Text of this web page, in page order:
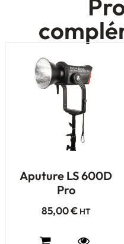
Aputure LS 600D
Pro
85,00€ HT